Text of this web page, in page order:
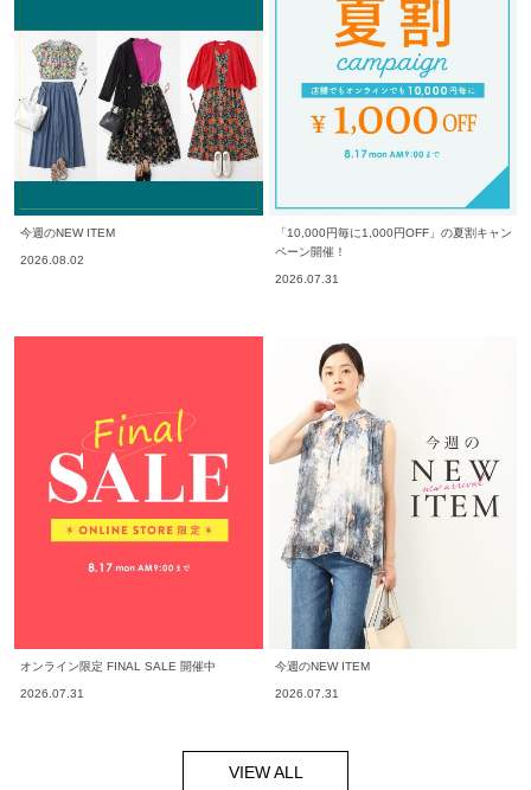
今週のNEW ITEM
2026.08.02
「10,000円毎に1,000円OFF」の夏割キャン
ペーン開催！
2026.07.31
オンライン限定 FINAL SALE 開催中
2026.07.31
今週のNEW ITEM
2026.07.31
VIEW ALL